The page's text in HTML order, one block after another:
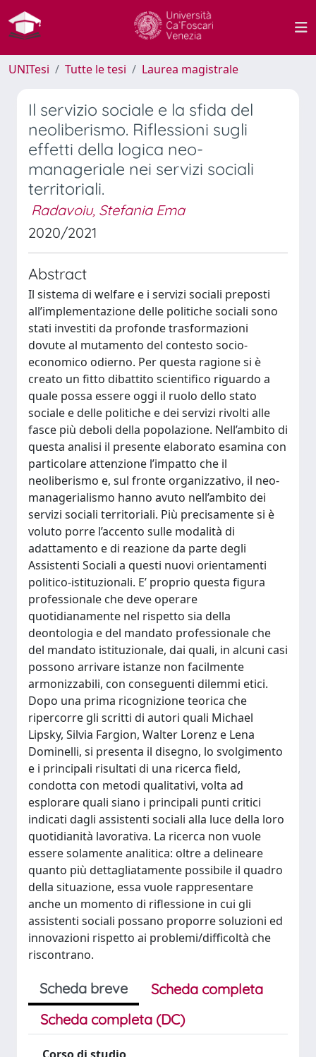
UNITesi Tutte le tesi Laurea magistrale
Il servizio sociale e la sfida del
neoliberismo. Riflessioni sugli
effetti della logica neo-
manageriale nei servizi sociali
territoriali.
Radavoiu, Stefania Ema
2020/2021
Abstract
Il sistema di welfare e i servizi sociali preposti
all’implementazione delle politiche sociali sono
stati investiti da profonde trasformazioni
dovute al mutamento del contesto socio-
economico odierno. Per questa ragione si è
creato un fitto dibattito scientifico riguardo a
quale possa essere oggi il ruolo dello stato
sociale e delle politiche e dei servizi rivolti alle
fasce più deboli della popolazione. Nell’ambito di
questa analisi il presente elaborato esamina con
particolare attenzione l’impatto che il
neoliberismo e, sul fronte organizzativo, il neo-
managerialismo hanno avuto nell’ambito dei
servizi sociali territoriali. Più precisamente si è
voluto porre l’accento sulle modalità di
adattamento e di reazione da parte degli
Assistenti Sociali a questi nuovi orientamenti
politico-istituzionali. E’ proprio questa figura
professionale che deve operare
quotidianamente nel rispetto sia della
deontologia e del mandato professionale che
del mandato istituzionale, dai quali, in alcuni casi
possono arrivare istanze non facilmente
armonizzabili, con conseguenti dilemmi etici.
Dopo una prima ricognizione teorica che
ripercorre gli scritti di autori quali Michael
Lipsky, Silvia Fargion, Walter Lorenz e Lena
Dominelli, si presenta il disegno, lo svolgimento
e i principali risultati di una ricerca field,
condotta con metodi qualitativi, volta ad
esplorare quali siano i principali punti critici
indicati dagli assistenti sociali alla luce della loro
quotidianità lavorativa. La ricerca non vuole
essere solamente analitica: oltre a delineare
quanto più dettagliatamente possibile il quadro
della situazione, essa vuole rappresentare
anche un momento di riflessione in cui gli
assistenti sociali possano proporre soluzioni ed
innovazioni rispetto ai problemi/difficoltà che
riscontrano.
Scheda breve
Scheda completa
Scheda completa (DC)